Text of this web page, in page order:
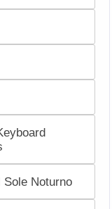
Noturno